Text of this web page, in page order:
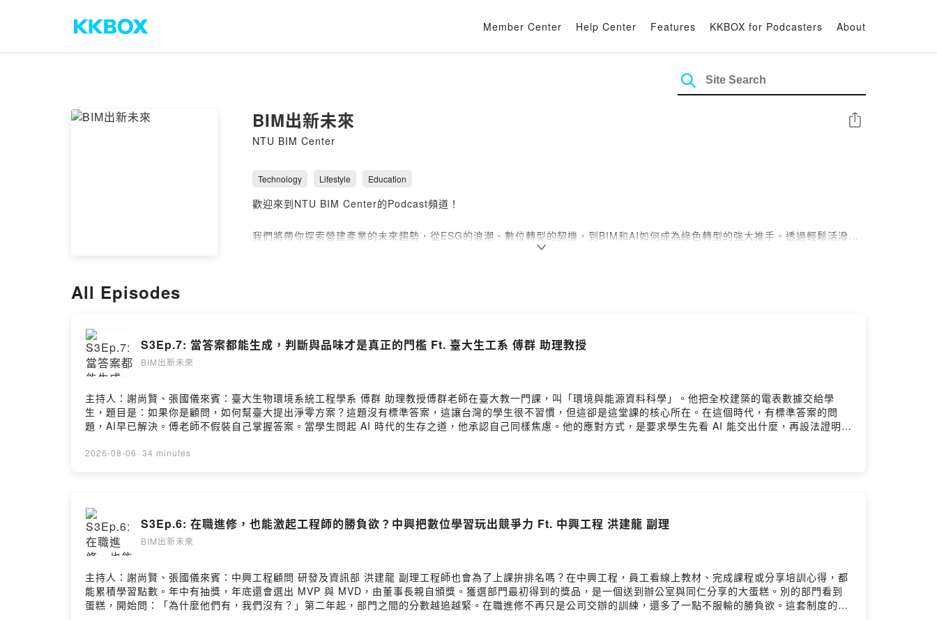
Member Center Help Center Features KKBOX for Podcasters About
BIM出新未來
NTU BIM Center
Share
Technology Lifestyle Education
歡迎來到NTU BIM Center的Podcast頻道！
我們將帶你探索營建產業的未來趨勢，從ESG的浪潮、數位轉型的契機，到BIM和AI如何成為綠色轉型的強大推手。透過輕鬆活潑的
對話，我們邀請產、官、學界的專家一同討論，解開營建產業面臨的挑戰與機會。跟我們一起，開啟知識的大門，搭上營建產業創新
-謝尚賢 主任
-張國儀 營運長
臺大BIM研究中心：www.ntubim.net
• KKbox:podcast.kkbox.com/tw/channel/Ondqy2cyyTVG3yAu-d
#土木營建
#數位轉型
#永續轉型
All Episodes
S3Ep.7: 當答案都能生成，判斷與品味才是真正的門檻 Ft. 臺大生工系 傅群 助理教授
BIM出新未來
主持人：謝尚賢、張國儀來賓：臺大生物環境系統工程學系 傅群 助理教授傅群老師在臺大教一門課，叫「環境與能源資料科學」。他把全校建築的電表數據交給學
生，題目是：如果你是顧問，如何幫臺大提出淨零方案？這題沒有標準答案，這讓台灣的學生很不習慣，但這卻是這堂課的核心所在。在這個時代，有標準答案的問
題，AI早已解決。傅老師不假裝自己掌握答案。當學生問起 AI 時代的生存之道，他承認自己同樣焦慮。他的應對方式，是要求學生先看 AI 能交出什麼，再設法證明自
於各棟建築的資料彼此孤立，無法像網路文字般輕易取得。缺乏資料，模型再好也無用武之地。這正是建築領域的 AI 無法快速爆發的關鍵。即使在以花園城市聞名的
www.facebook.com/BIM.NTU- YouTube頻道：https://www.youtube.com/@NTUBIMCenter
2026-08-06 · 34 minutes
S3Ep.6: 在職進修，也能激起工程師的勝負欲？中興把數位學習玩出競爭力 Ft. 中興工程 洪建龍 副理
BIM出新未來
主持人：謝尚賢、張國儀來賓：中興工程顧問 研發及資訊部 洪建龍 副理工程師也會為了上課拚排名嗎？在中興工程，員工看線上教材、完成課程或分享培訓心得，都
能累積學習點數。年中有抽獎，年底還會選出 MVP 與 MVD，由董事長親自頒獎。獲選部門最初得到的獎品，是一個送到辦公室與同仁分享的大蛋糕。別的部門看到
蛋糕，開始問：「為什麼他們有，我們沒有？」第二年起，部門之間的分數越追越緊。在職進修不再只是公司交辦的訓練，還多了一點不服輸的勝負欲。這套制度的背